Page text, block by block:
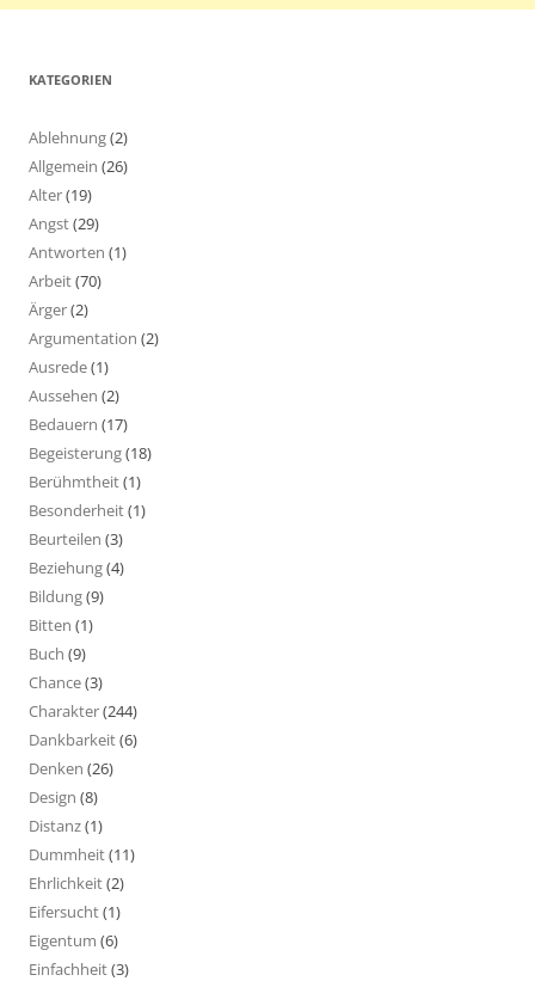
KATEGORIEN
Ablehnung(2)
Allgemein (26)
Alter(19)
Angst(29)
Antworten (1)
Arbeit(70)
Ärger(2)
Argumentation (2)
Ausrede(1)
Aussehen (2)
Bedauern (17)
Begeisterung(18)
Berühmtheit(1)
Besonderheit(1)
Beurteilen (3)
Beziehung(4)
Bildung(9)
Bitten (1)
Buch (9)
Chance(3)
Charakter(244)
Dankbarkeit(6)
Denken (26)
Design (8)
Distanz(1)
Dummheit(11)
Ehrlichkeit(2)
Eifersucht(1)
Eigentum (6)
Einfachheit(3)